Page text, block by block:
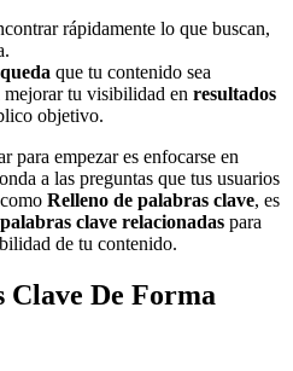
rápidamente lo que buscan,
que tu contenido sea
tu visibilidad en resultados
objetivo.
para empezar es enfocarse en
a las preguntas que tus usuarios
Relleno de palabras clave, es
palabras clave relacionadas para
de tu contenido.
De Forma